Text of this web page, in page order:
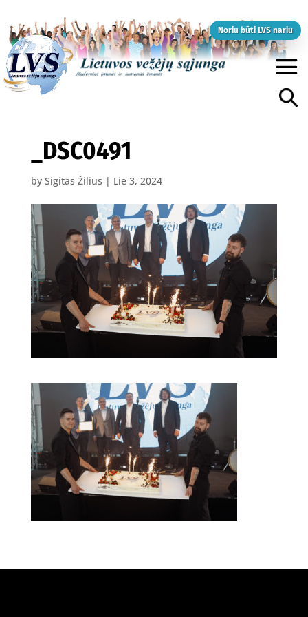
Noriu būti LVS nariu
_DSC0491
by Sigitas Žilius | Lie 3, 2024